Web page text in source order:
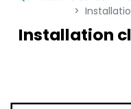
Installation